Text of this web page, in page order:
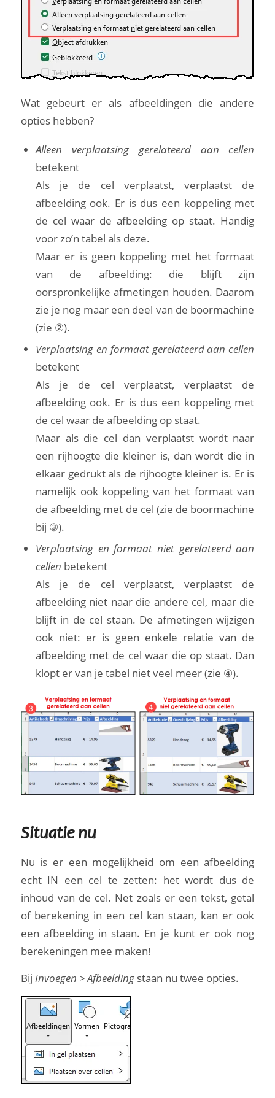
Wat gebeurt er als afbeeldingen die andere
opties hebben?
Alleen verplaatsing gerelateerd aan cellen
betekent
Als je de cel verplaatst, verplaatst de
afbeelding ook. Er is dus een koppeling met
de cel waar de afbeelding op staat. Handig
voor zo’n tabel als deze.
Maar er is geen koppeling met het formaat
van de afbeelding: die blijft zijn
oorspronkelijke afmetingen houden. Daarom
zie je nog maar een deel van de boormachine
(zie ②).
Verplaatsing en formaat gerelateerd aan cellen
betekent
Als je de cel verplaatst, verplaatst de
afbeelding ook. Er is dus een koppeling met
de cel waar de afbeelding op staat.
Maar als die cel dan verplaatst wordt naar
een rijhoogte die kleiner is, dan wordt die in
elkaar gedrukt als de rijhoogte kleiner is. Er is
namelijk ook koppeling van het formaat van
de afbeelding met de cel (zie de boormachine
bij ③).
Verplaatsing en formaat niet gerelateerd aan
cellen betekent
Als je de cel verplaatst, verplaatst de
afbeelding niet naar die andere cel, maar die
blijft in de cel staan. De afmetingen wijzigen
ook niet: er is geen enkele relatie van de
afbeelding met de cel waar die op staat. Dan
klopt er van je tabel niet veel meer (zie ④).
Situatie nu
Nu is er een mogelijkheid om een afbeelding
echt IN een cel te zetten: het wordt dus de
inhoud van de cel. Net zoals er een tekst, getal
of berekening in een cel kan staan, kan er ook
een afbeelding in staan. En je kunt er ook nog
berekeningen mee maken!
Bij Invoegen > Afbeeldingstaan nu twee opties.